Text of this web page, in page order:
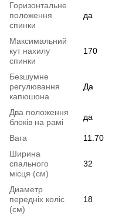
Горизонтальне
положення
спинки
да
Максимальний
кут нахилу
спинки
170
Безшумне
регулювання
капюшона
Да
Два положення
блоків на рамі
да
Вага
11.70
Ширина
спального
місця (см)
32
Диаметр
передніх коліс
(см)
18